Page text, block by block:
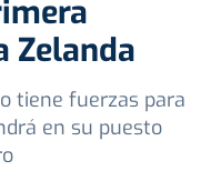
Zelanda
tiene fuerzas para
en su puesto